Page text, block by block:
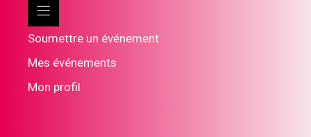
Soumettre un événement
Mes événements
Mon profil